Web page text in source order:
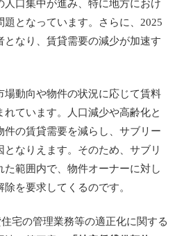
口集中が進み、特に地方におけ
となっています。さらに、2025
なり、賃貸需要の減少が加速す
場動向や物件の状況に応じて賃料
ています。人口減少や高齢化と
件の賃貸需要を減らし、サブリー
なりえます。そのため、サブリ
範囲内で、物件オーナーに対し
を要求してくるのです。
宅の管理業務等の適正化に関する